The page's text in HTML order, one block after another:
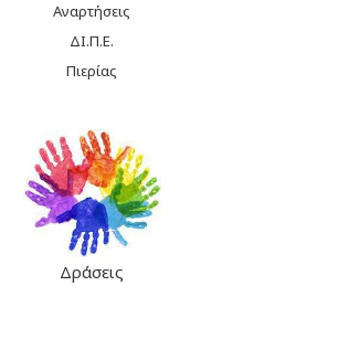
Αναρτήσεις
ΔΙ.Π.Ε.
Πιερίας
Δράσεις